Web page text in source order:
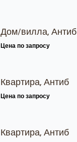
Дом/вилла, Антиб
Цена по запросу
Квартира, Антиб
Цена по запросу
Квартира, Антиб